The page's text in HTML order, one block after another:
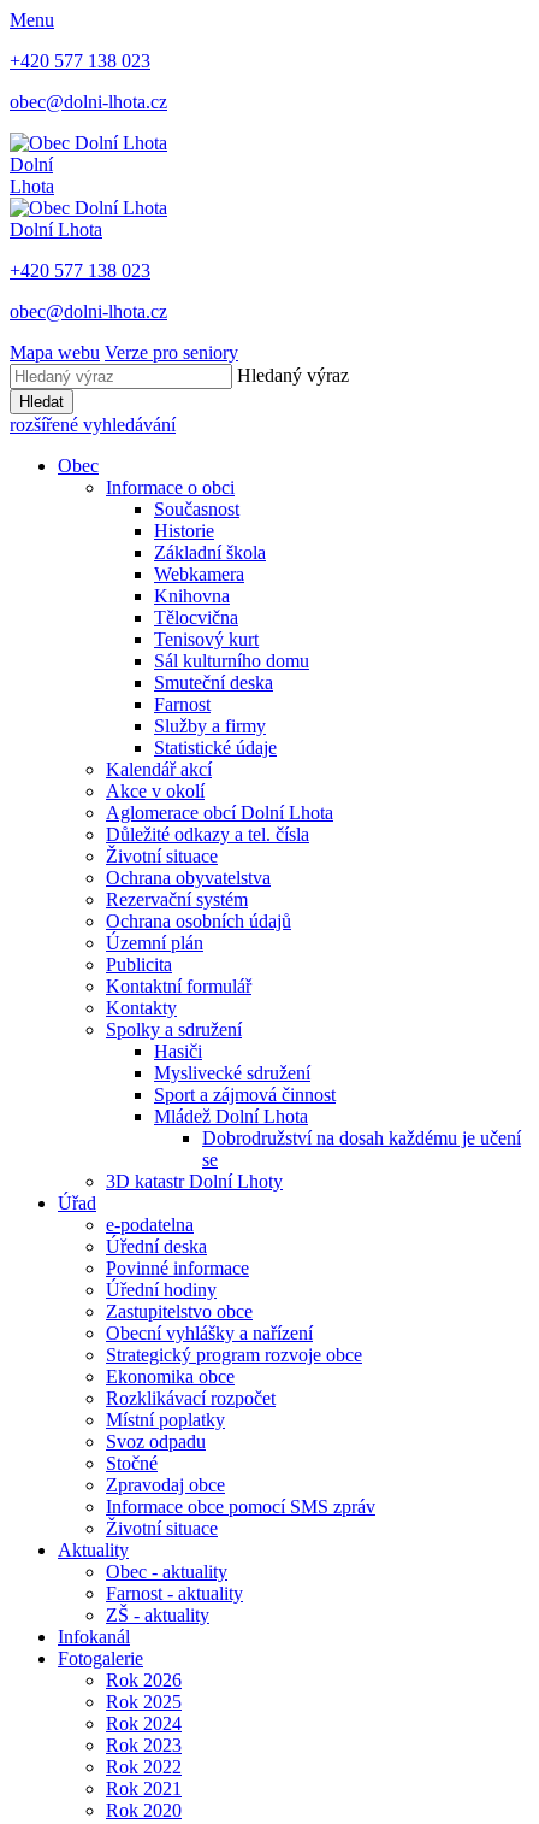
Menu
+420 577 138 023
obec@dolni-lhota.cz
Dolní
Lhota
Dolní Lhota
+420 577 138 023
obec@dolni-lhota.cz
Mapa webu Verze pro seniory
Hledaný výraz
Hledat
rozšířené vyhledávání
Obec
Informace o obci
Současnost
Historie
Základní škola
Webkamera
Knihovna
Tělocvična
Tenisový kurt
Sál kulturního domu
Smuteční deska
Farnost
Služby a firmy
Statistické údaje
Kalendář akcí
Akce v okolí
Aglomerace obcí Dolní Lhota
Důležité odkazy a tel. čísla
Životní situace
Ochrana obyvatelstva
Rezervační systém
Ochrana osobních údajů
Územní plán
Publicita
Kontaktní formulář
Kontakty
Spolky a sdružení
Hasiči
Myslivecké sdružení
Sport a zájmová činnost
Mládež Dolní Lhota
Dobrodružství na dosah každému je učení
se
3D katastr Dolní Lhoty
Úřad
e-podatelna
Úřední deska
Povinné informace
Úřední hodiny
Zastupitelstvo obce
Obecní vyhlášky a nařízení
Strategický program rozvoje obce
Ekonomika obce
Rozklikávací rozpočet
Místní poplatky
Svoz odpadu
Stočné
Zpravodaj obce
Informace obce pomocí SMS zpráv
Životní situace
Aktuality
Obec - aktuality
Farnost - aktuality
ZŠ - aktuality
Infokanál
Fotogalerie
Rok 2026
Rok 2025
Rok 2024
Rok 2023
Rok 2022
Rok 2021
Rok 2020